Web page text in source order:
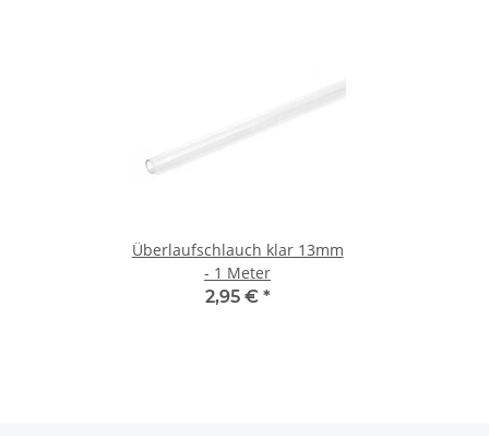
Überlaufschlauch klar 13mm
- 1 Meter
2,95 € *